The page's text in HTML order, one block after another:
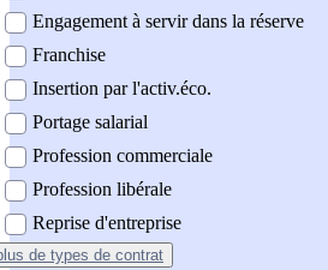
Engagement à servir dans la réserve
Franchise
Insertion par l'activ.éco.
Portage salarial
Profession commerciale
Profession libérale
Reprise d'entreprise
de types de contrat